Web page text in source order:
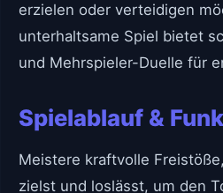
erzielen oder verteidigen
unterhaltsame Spiel bietet
und Mehrspieler-Duelle für
Spielablauf &
Meistere kraftvolle
zielst und loslässt, um den